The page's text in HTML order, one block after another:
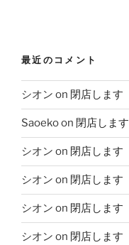
最近のコメント
シオン on 閉店します
Saoekoon 閉店します
シオン on 閉店します
シオン on 閉店します
シオン on 閉店します
シオン on 閉店します